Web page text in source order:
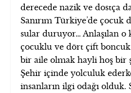
derecede nazik ve dostça
Sanırım Türkiye’de çocuk
sular duruyor… Anlaşılan o
çocuklu ve dört çift boncuk
bir aile olmak hayli hoş bir
Şehir içinde yolculuk
insanların ilgi odağı olduk.